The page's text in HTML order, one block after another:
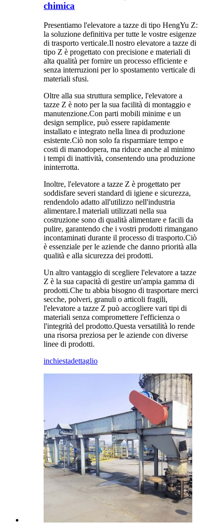
chimica
Presentiamo l'elevatore a tazze di tipo HengYu Z:
la soluzione definitiva per tutte le vostre esigenze
di trasporto verticale.Il nostro elevatore a tazze di
tipo Z è progettato con precisione e materiali di
alta qualità per fornire un processo efficiente e
senza interruzioni per lo spostamento verticale di
materiali sfusi.
Oltre alla sua struttura semplice, l'elevatore a
tazze Z è noto per la sua facilità di montaggio e
manutenzione.Con parti mobili minime e un
design semplice, può essere rapidamente
installato e integrato nella linea di produzione
esistente.Ciò non solo fa risparmiare tempo e
costi di manodopera, ma riduce anche al minimo
i tempi di inattività, consentendo una produzione
ininterrotta.
Inoltre, l'elevatore a tazze Z è progettato per
soddisfare severi standard di igiene e sicurezza,
rendendolo adatto all'utilizzo nell'industria
alimentare.I materiali utilizzati nella sua
costruzione sono di qualità alimentare e facili da
pulire, garantendo che i vostri prodotti rimangano
incontaminati durante il processo di trasporto.Ciò
è essenziale per le aziende che danno priorità alla
qualità e alla sicurezza dei prodotti.
Un altro vantaggio di scegliere l'elevatore a tazze
Z è la sua capacità di gestire un'ampia gamma di
prodotti.Che tu abbia bisogno di trasportare merci
secche, polveri, granuli o articoli fragili,
l'elevatore a tazze Z può accogliere vari tipi di
materiali senza compromettere l'efficienza o
l'integrità del prodotto.Questa versatilità lo rende
una risorsa preziosa per le aziende con diverse
linee di prodotti.
inchiestadettaglio